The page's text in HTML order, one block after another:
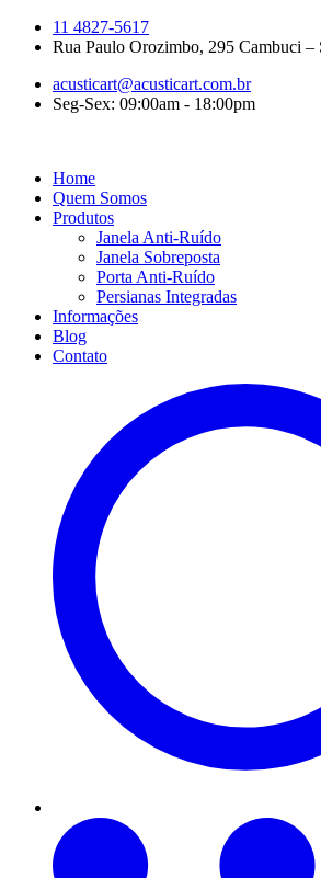
11 4827-5617
Rua Paulo Orozimbo, 295 Cambuci –
acusticart@acusticart.com.br
Seg-Sex: 09:00am - 18:00pm
Home
Quem Somos
Produtos
Janela Anti-Ruído
Janela Sobreposta
Porta Anti-Ruído
Persianas Integradas
Informações
Blog
Contato